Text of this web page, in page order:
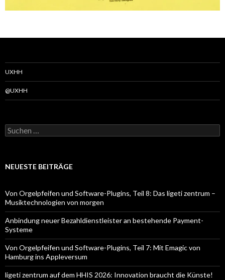
UXHH
@UXHH
Suchen
nach:
NEUESTE BEITRÄGE
Von Orgelpfeifen und Software-Plugins, Teil 8: Das ligeti zentrum –
Musiktechnologien von morgen
Anbindung neuer Bezahldienstleister an bestehende Payment-
Systeme
Von Orgelpfeifen und Software-Plugins, Teil 7: Mit Emagic von
Hamburg ins Appleversum
ligeti zentrum auf dem HHIS 2026: Innovation braucht die Künste!